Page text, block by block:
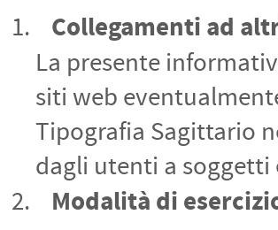
Collegamenti ad
La presente
siti web
Tipografia Sagittario
dagli utenti a soggetti
Modalità di